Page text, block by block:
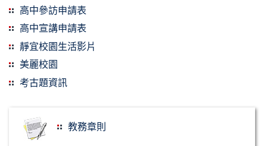
高中參訪申請表
高中宣講申請表
靜宜校園生活影片
美麗校園
考古題資訊
教務章則